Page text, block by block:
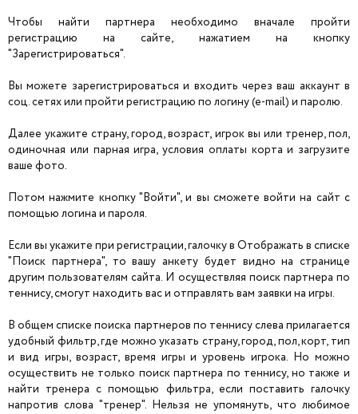
Чтобы найти партнера необходимо вначале пройти
регистрацию на сайте, нажатием на кнопку
"Зарегистрироваться".
Вы можете зарегистрироваться и входить через ваш аккаунт в
соц. сетях или пройти регистрацию по логину (e-mail) и паролю.
Далее укажите страну, город, возраст, игрок вы или тренер, пол,
одиночная или парная игра, условия оплаты корта и загрузите
ваше фото.
Потом нажмите кнопку "Войти", и вы сможете войти на сайт с
помощью логина и пароля.
Если вы укажите при регистрации, галочку в Отображать в списке
"Поиск партнера", то вашу анкету будет видно на странице
другим пользователям сайта. И осуществляя поиск партнера по
теннису, смогут находить вас и отправлять вам заявки на игры.
В общем списке поиска партнеров по теннису слева прилагается
удобный фильтр, где можно указать страну, город, пол, корт, тип
и вид игры, возраст, время игры и уровень игрока. Но можно
осуществить не только поиск партнера по теннису, но также и
найти тренера с помощью фильтра, если поставить галочку
напротив слова "тренер". Нельзя не упомянуть, что любимое